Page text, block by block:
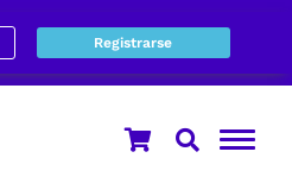
Registrarse